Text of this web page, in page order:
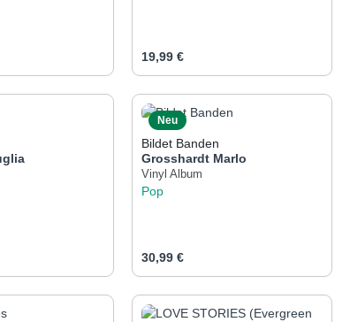
die Schaltflächen um die
Wert ein oder benutze die
Anzahl: Gib den gewünschten
Regulärer Preis:
19,99 €
Produkt Anzahl: Gib
die Schaltflächen um die
Wert ein oder benutze die
Anzahl: Gib den gewünschten
Neu
Bildet Banden
Grosshardt Marlo
Vinyl Album
Pop
Regulärer Preis:
30,99 €
Produkt Anzahl: Gib